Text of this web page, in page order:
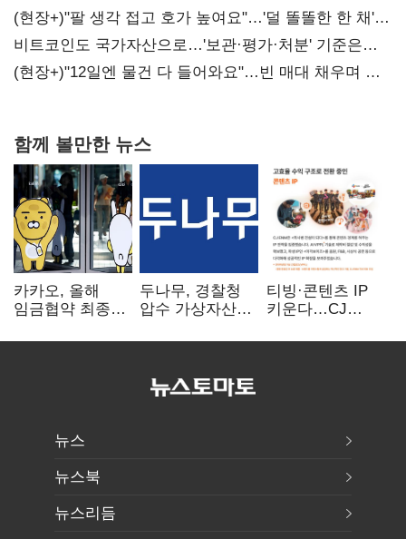
(현장+)"팔 생각 접고 호가 높여요"…'덜 똘똘한 한 채'
20억 키맞추기
비트코인도 국가자산으로…'보관·평가·처분' 기준은
숙제
(현장+)"12일엔 물건 다 들어와요"…빈 매대 채우며 문
함께 볼만한 뉴스
카카오, 올해
임금협약 최종
인상·격려금
두나무, 경찰청
압수 가상자산
커스터디 사업
티빙·콘텐츠 IP
키운다…CJ
글로벌 확장 가속
뉴스
뉴스북
뉴스리듬